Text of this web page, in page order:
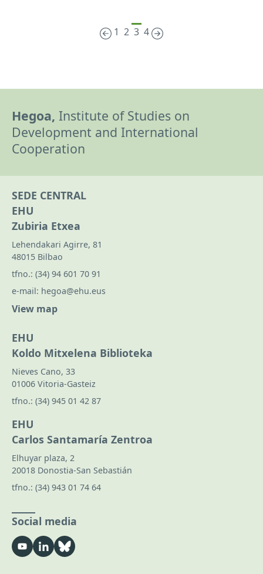
1 2 3 4
Hegoa, Institute of Studies on
Development and International
Cooperation
SEDE CENTRAL
EHU
Zubiria Etxea
Lehendakari Agirre, 81
48015 Bilbao
tfno.: (34) 94 601 70 91
e-mail: hegoa@ehu.eus
View map
EHU
Koldo Mitxelena Biblioteka
Nieves Cano, 33
01006 Vitoria-Gasteiz
tfno.: (34) 945 01 42 87
EHU
Carlos Santamaría Zentroa
Elhuyar plaza, 2
20018 Donostia-San Sebastián
tfno.: (34) 943 01 74 64
Social media